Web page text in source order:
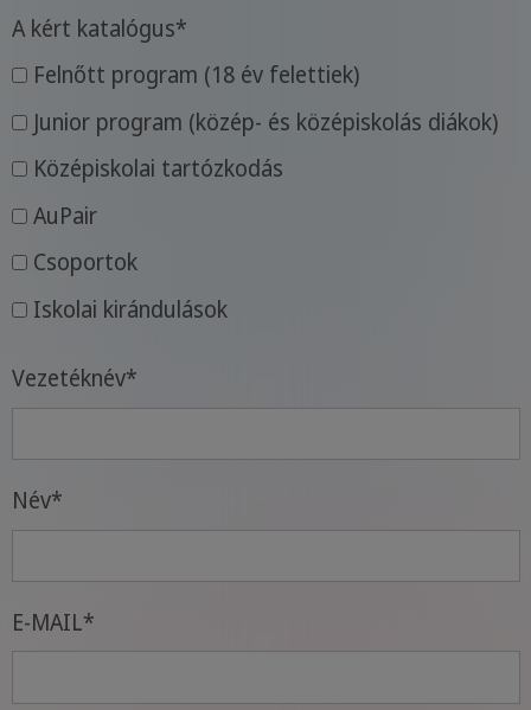
A kért katalógus*
Felnőtt program (18 év felettiek)
Junior program (közép- és középiskolás diákok)
Középiskolai tartózkodás
AuPair
Csoportok
Iskolai kirándulások
Vezetéknév*
Név*
E-MAIL*